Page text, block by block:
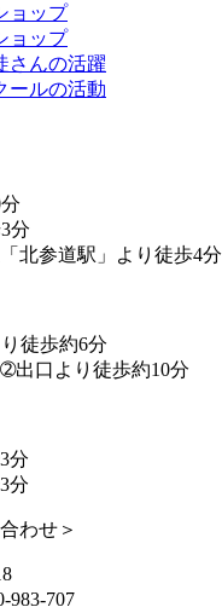
ョップ
ョップ
さんの活躍
ールの活動
分
北参道駅」より徒歩4分
徒歩約6分
出口より徒歩約10分
分
分
わせ＞
983-707